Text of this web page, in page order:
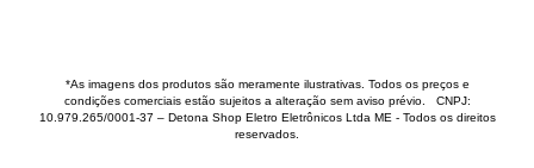
*As imagens dos produtos são meramente ilustrativas. Todos os preços e
condições comerciais estão sujeitos a alteração sem aviso prévio. CNPJ:
10.979.265/0001-37 – Detona Shop Eletro Eletrônicos Ltda ME - Todos os direitos
reservados.